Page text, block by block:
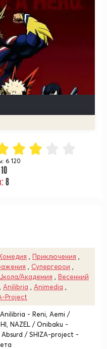
6 120
8
Приключения
Супергерои
Академия
Весенний
Anilibria Animedia
Project
- Reni, Aemi /
NAZEL / Onibaku -
Absurd / SHIZA-project -